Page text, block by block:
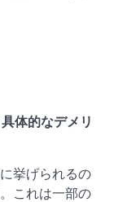
体的なデメリ
挙げられるの
これは一部の